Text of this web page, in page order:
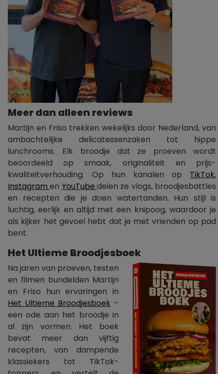
Meer dan alleen reviews
Martijn en Friso trekken wekelijks door Nederland, van
ambachtelijke delicatessenzaken tot hippe
lunchrooms. Elk broodje dat ze proeven wordt
beoordeeld op smaak, originaliteit en prijs-
kwaliteitverhouding. Op hun kanalen op TikTok,
Instagramen YouTubedelen ze vlogs, broodjesbattles
en recepten die je doen watertanden. Hun stijl is
luchtig, eerlijk en altijd met een knipoog, waardoor je
als kijker het gevoel hebt dat je met vrienden op pad
bent.
Het Ultieme Broodjesboek
Na jaren van proeven, testen
en filmen bundelden Martijn
en Friso hun ervaringen in
Het Ultieme Broodjesboek –
een ode aan het broodje in
al zijn vormen. Het boek
bevat meer dan vijftig
recepten, van dampende
klassiekers tot TikTok-